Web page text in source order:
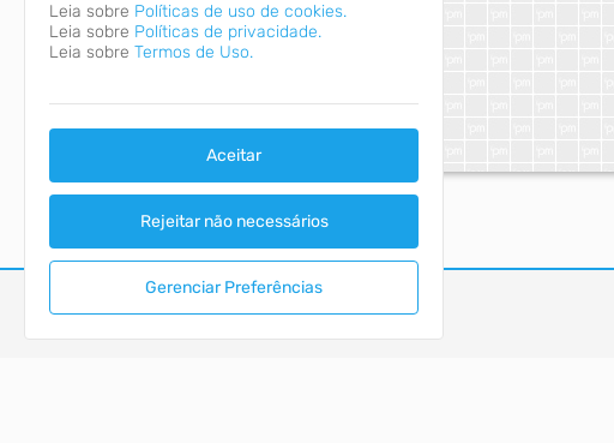
Leia sobre Políticas de uso de cookies.
Leia sobre Políticas de privacidade.
Leia sobre Termos de Uso.
Aceitar
Rejeitar não necessários
Gerenciar Preferências